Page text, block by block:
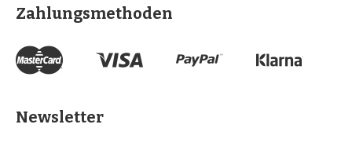
Zahlungsmethoden
Newsletter